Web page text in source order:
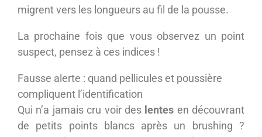
migrent vers les longueurs au fil de la pousse.
La prochaine fois que vous observez un point
suspect, pensez à ces indices !
Fausse alerte : quand pellicules et poussière
compliquent l’identification
Qui n’a jamais cru voir des lentes en découvrant
de petits points blancs après un brushing ?